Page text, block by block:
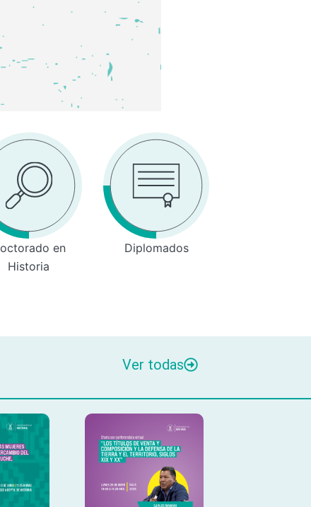
en
Historia
Diplomados
Ver todas